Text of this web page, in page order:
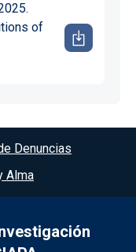
of
Denuncias
Alma